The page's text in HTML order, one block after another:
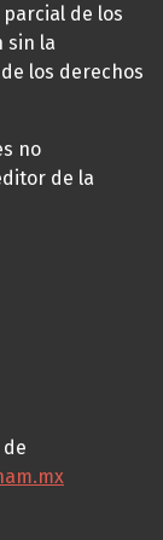
de los
sin la
los derechos
no
de la